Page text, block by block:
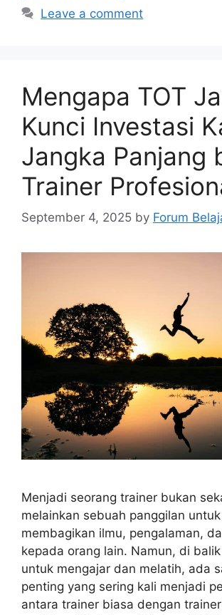
Leave a comment
Mengapa TOT
Kunci Investasi
Jangka Panjang
Trainer
September 4, 2025 by Forum
Menjadi seorang trainer bukan
melainkan sebuah panggilan untuk
membagikan ilmu, pengalaman,
kepada orang lain. Namun, di
untuk mengajar dan melatih, ada
penting yang sering kali menjadi
antara trainer biasa dengan